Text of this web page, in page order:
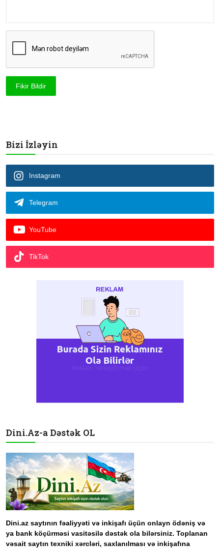
Fikir Bildir
Bizi İzləyin
Instagram
Telegram
YouTube
TikTok
Dini.Az-a Dəstək OL
Dini.az saytının fəaliyyəti və inkişafı üçün onlayn ödəniş və
ya bank köçürməsi vasitəsilə dəstək ola bilərsiniz. Toplanan
vəsait saytın texniki xərcləri, saxlanılması və inkişafına